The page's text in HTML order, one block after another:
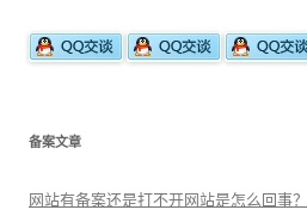
备案文章
网站有备案还是打不开网站是怎么回事？